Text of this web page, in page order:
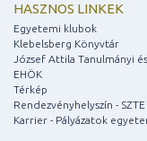
HASZNOS LINKEK
Egyetemi klubok
Klebelsberg Könyvtár
József Attila Tanulmányi
EHÖK
Térkép
Rendezvényhelyszín -
Karrier - Pályázatok